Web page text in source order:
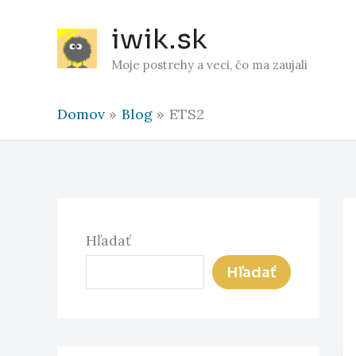
iwik.sk
Moje postrehy a veci, čo ma zaujali
Domov Blog ETS2
Hľadať
Hľadať